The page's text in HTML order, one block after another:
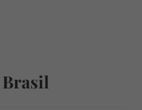
Brasil